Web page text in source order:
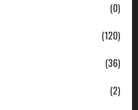
(0)
(120)
(36)
(2)